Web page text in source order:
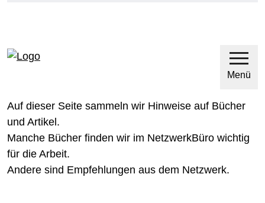
Menü
Auf dieser Seite sammeln wir Hinweise auf Bücher
und Artikel.
Manche Bücher finden wir im NetzwerkBüro wichtig
für die Arbeit.
Andere sind Empfehlungen aus dem Netzwerk.